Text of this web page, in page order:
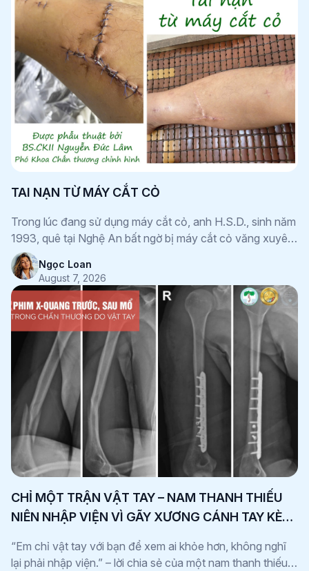
TAI NẠN TỪ MÁY CẮT CỎ
Trong lúc đang sử dụng máy cắt cỏ, anh H.S.D., sinh năm
1993, quê tại Nghệ An bất ngờ bị máy cắt cỏ văng xuyên
thẳng vào cẳng chân phải. Tai nạn khiến anh ngã gục tại
chỗ, chân chảy nhiều máu và được người thân nhanh
chóng đưa đến Bệnh viện Sài Gòn ITO […]
Ngọc Loan
August 7, 2026
CHỈ MỘT TRẬN VẬT TAY – NAM THANH THIẾU
NIÊN NHẬP VIỆN VÌ GÃY XƯƠNG CÁNH TAY KÈM
“Em chỉ vật tay với bạn để xem ai khỏe hơn, không nghĩ
lại phải nhập viện.” – lời chia sẻ của một nam thanh thiếu